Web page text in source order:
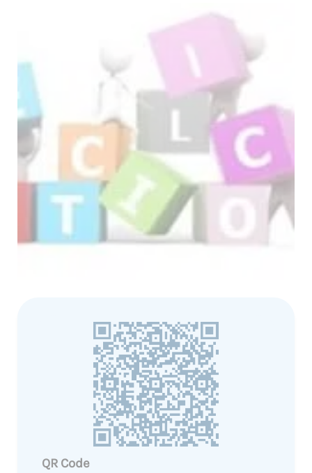
QR Code